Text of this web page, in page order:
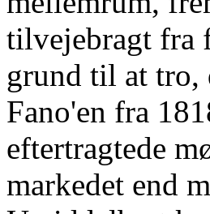
tilvejebragt fra
grund til at tro,
Fano'en fra
eftertragtede
markedet end